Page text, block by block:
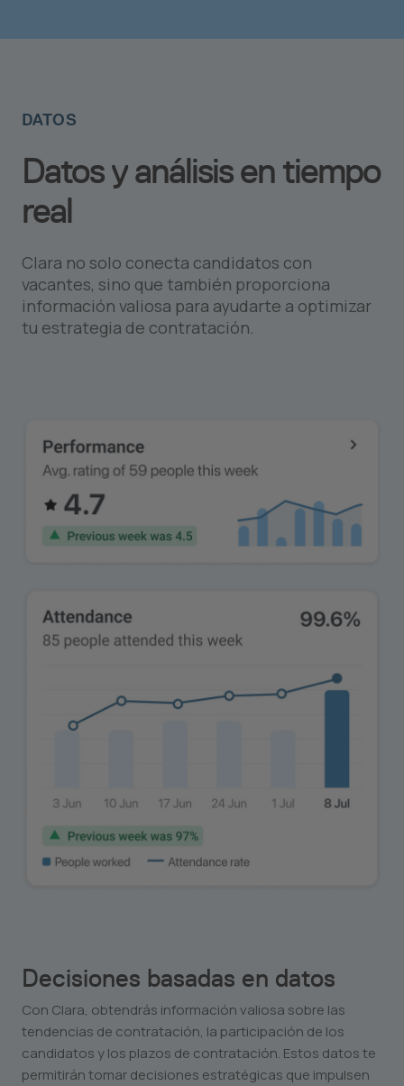
Datos y análisis en tiempo
real
DATOS
Clara no solo conecta candidatos con
vacantes, sino que también proporciona
información valiosa para ayudarte a optimizar
tu estrategia de contratación.
Decisiones basadas en datos
Con Clara, obtendrás información valiosa sobre las
tendencias de contratación, la participación de los
candidatos y los plazos de contratación. Estos datos te
permitirán tomar decisiones estratégicas que impulsen